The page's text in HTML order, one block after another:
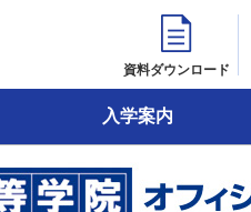
資料ダウンロード
入学案内